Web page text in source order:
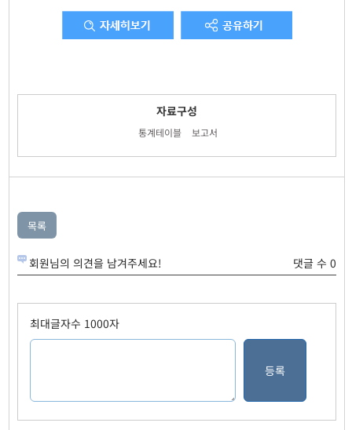
자료구성
통계테이블 보고서